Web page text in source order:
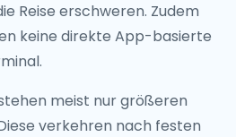
Reise erschweren. Zudem
keine direkte App-basierte
meist nur größeren
verkehren nach festen